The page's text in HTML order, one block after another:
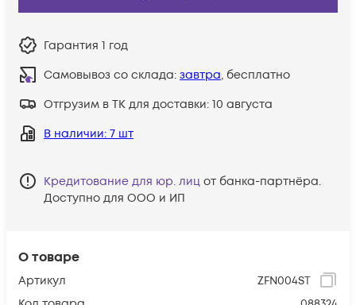
О товаре
Артикул
ZFN004ST
Гарантия 1 год
Самовывоз со склада: завтра, бесплатно
Отгрузим в ТК для доставки: 10 августа
В наличии: 7 шт
Кредитование для юр. лиц от банка-партнёра.
Доступно для ООО и ИП